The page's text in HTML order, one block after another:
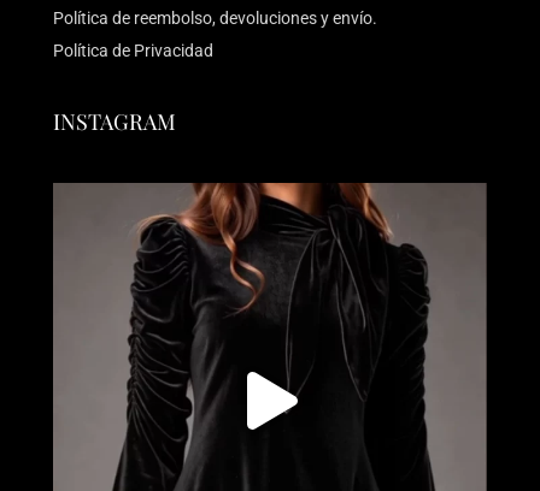
Política de reembolso, devoluciones y envío.
Política de Privacidad
INSTAGRAM